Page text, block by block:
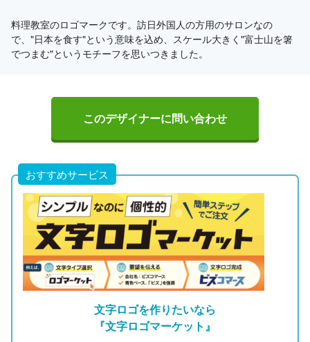
料理教室のロゴマークです。訪日外国人の方用のサロンなの
で、"日本を食す"という意味を込め、スケール大きく"富士山を箸
でつまむ"というモチーフを思いつきました。
このデザイナーに問い合わせ
おすすめサービス
文字ロゴを作りたいなら
『文字ロゴマーケット』